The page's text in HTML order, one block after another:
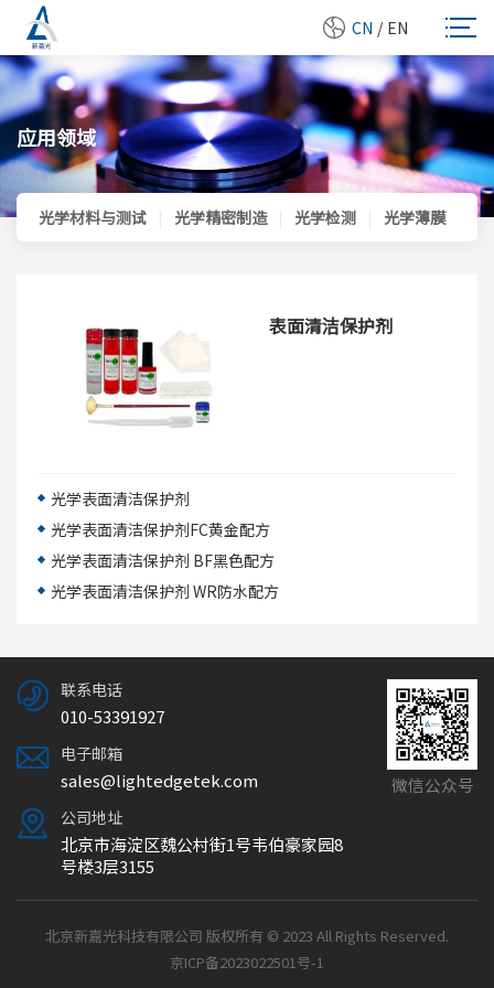
CN / EN
应用领域
光学材料与测试 光学精密制造 光学检测 光学薄膜
表面清洁保护剂
光学表面清洁保护剂
光学表面清洁保护剂FC黄金配方
光学表面清洁保护剂 BF黑色配方
光学表面清洁保护剂 WR防水配方
联系电话
010-53391927
电子邮箱
sales@lightedgetek.com
公司地址
北京市海淀区魏公村街1号韦伯豪家园8
号楼3层3155
微信公众号
北京新嘉光科技有限公司 版权所有 © 2023 All Rights Reserved.
京ICP备2023022501号-1